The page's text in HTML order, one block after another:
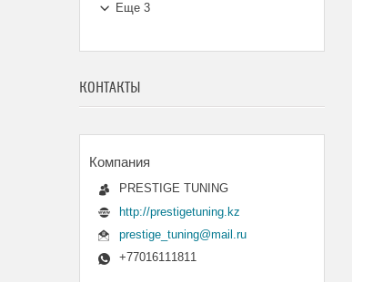
Еще 3
КОНТАКТЫ
PRESTIGE TUNING
http://prestigetuning.kz
prestige_tuning@mail.ru
+77016111811